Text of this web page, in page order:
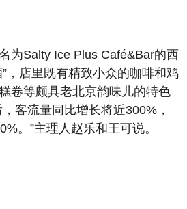
为Salty Ice Plus Café&Bar的西
，店里既有精致小众的咖啡和鸡
卷等颇具老北京韵味儿的特色
客流量同比增长将近300%，
。”主理人赵乐和王可说。